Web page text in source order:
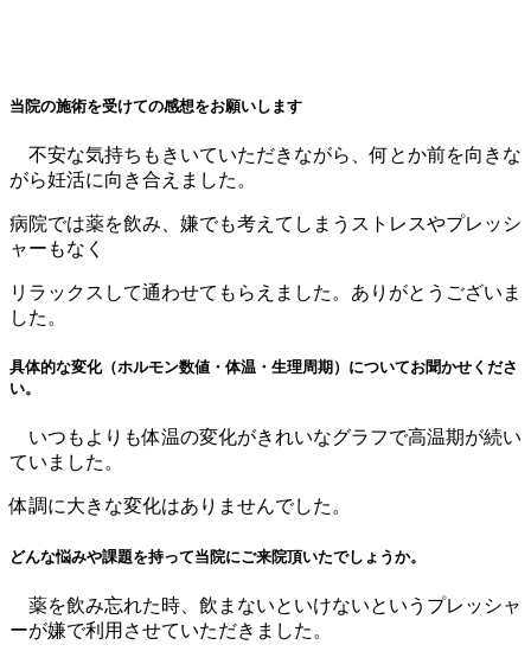
当院の施術を受けての感想をお願いします
不安な気持ちもきいていただきながら、何とか前を向きな
がら妊活に向き合えました。
病院では薬を飲み、嫌でも考えてしまうストレスやプレッシ
ャーもなく
リラックスして通わせてもらえました。ありがとうございま
した。
具体的な変化（ホルモン数値・体温・生理周期）についてお聞かせくださ
い。
いつもよりも体温の変化がきれいなグラフで高温期が続い
ていました。
体調に大きな変化はありませんでした。
どんな悩みや課題を持って当院にご来院頂いたでしょうか。
薬を飲み忘れた時、飲まないといけないというプレッシャ
ーが嫌で利用させていただきました。